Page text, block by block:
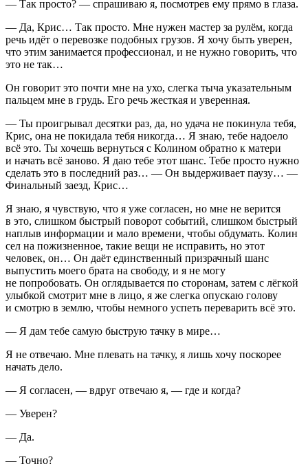
— Так просто? — спрашиваю я, посмотрев ему прямо в глаза.
— Да, Крис… Так просто. Мне нужен мастер за рулём, когда
речь идёт о перевозке подобных грузов. Я хочу быть уверен,
что этим занимается профессионал, и не нужно говорить, что
это не так…
Он говорит это почти мне на ухо, слегка тыча указательным
пальцем мне в грудь. Его речь жесткая и уверенная.
— Ты проигрывал десятки раз, да, но удача не покинула тебя,
Крис, она не покидала тебя никогда… Я знаю, тебе надоело
всё это. Ты хочешь вернуться с Колином обратно к матери
и начать всё заново. Я даю тебе этот шанс. Тебе просто нужно
сделать это в последний раз… — Он выдерживает паузу… —
Финальный заезд, Крис…
Я знаю, я чувствую, что я уже согласен, но мне не верится
в это, слишком быстрый поворот событий, слишком быстрый
наплыв информации и мало времени, чтобы обдумать. Колин
сел на пожизненное, такие вещи не исправить, но этот
человек, он… Он даёт единственный призрачный шанс
выпустить моего брата на свободу, и я не могу
не попробовать. Он оглядывается по сторонам, затем с лёгкой
улыбкой смотрит мне в лицо, я же слегка опускаю голову
и смотрю в землю, чтобы немного успеть переварить всё это.
— Я дам тебе самую быструю тачку в мире…
Я не отвечаю. Мне плевать на тачку, я лишь хочу поскорее
начать дело.
— Я согласен, — вдруг отвечаю я, — где и когда?
— Уверен?
— Да.
— Точно?